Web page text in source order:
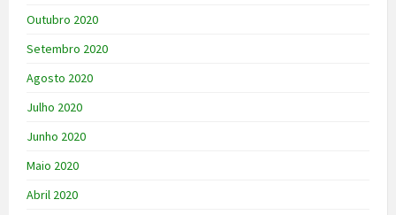
Outubro 2020
Setembro 2020
Agosto 2020
Julho 2020
Junho 2020
Maio 2020
Abril 2020